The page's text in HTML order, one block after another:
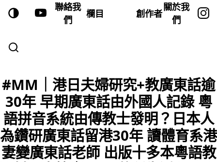
聯絡我
們
欄目 創作者
關於我
們
#MM｜港日夫婦研究+教廣東話逾
30年 早期廣東話由外國人記錄 粵
語拼音系統由傳教士發明？日本人
為鑽研廣東話留港30年 讀體育系港
妻變廣東話老師 出版十多本粵語教